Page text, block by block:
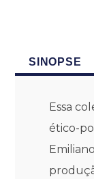
SINOPSE
Essa
ético-